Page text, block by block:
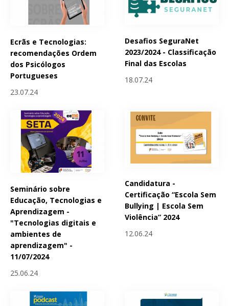
Ecrãs e Tecnologias:
recomendações Ordem
dos Psicólogos
Portugueses
23.07.24
Desafios SeguraNet
2023/2024 - Classificação
Final das Escolas
18.07.24
Seminário sobre
Educação, Tecnologias e
Aprendizagem -
"Tecnologias digitais e
ambientes de
aprendizagem" -
11/07/2024
25.06.24
Candidatura -
Certificação “Escola Sem
Bullying | Escola Sem
Violência” 2024
12.06.24